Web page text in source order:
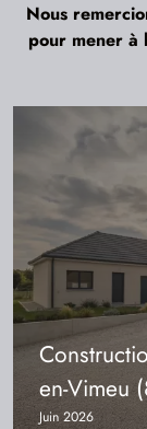
Nous
pour mener à
en-Vimeu
Juin 2026